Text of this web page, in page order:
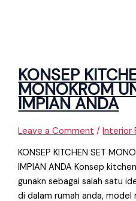
KONSEP
MONOKROM
IMPIAN ANDA
Leave a Comment /Interior
KONSEP KITCHEN SET
IMPIAN ANDA Konsep
gunakn sebagai salah satu
di dalam rumah anda,